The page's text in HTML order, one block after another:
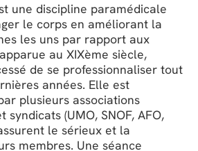
une discipline paramédicale
le corps en améliorant la
les uns par rapport aux
au XIXème siècle,
de se professionnaliser tout
années. Elle est
plusieurs associations
syndicats (UMO, SNOF, AFO,
le sérieux et la
membres. Une séance